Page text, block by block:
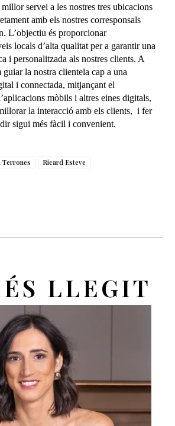
servei a les nostres tres ubicacions
amb els nostres corresponsals
L’objectiu és proporcionar
locals d’alta qualitat per a garantir una
i personalitzada als nostres clients. A
guiar la nostra clientela cap a una
i connectada, mitjançant el
mòbils i altres eines digitals,
la interacció amb els clients, i fer
sigui més fàcil i convenient.
Terrones
Ricard Esteve
LLEGIT